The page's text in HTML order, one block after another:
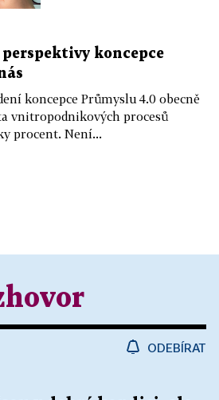
perspektivy koncepce
koncepce Průmyslu 4.0 obecně
vnitropodnikových procesů
procent. Není...
ODEBÍRAT